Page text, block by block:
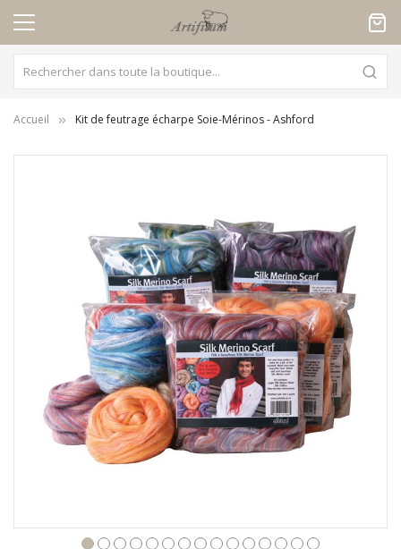
Accueil Kit de feutrage écharpe Soie-Mérinos - Ashford